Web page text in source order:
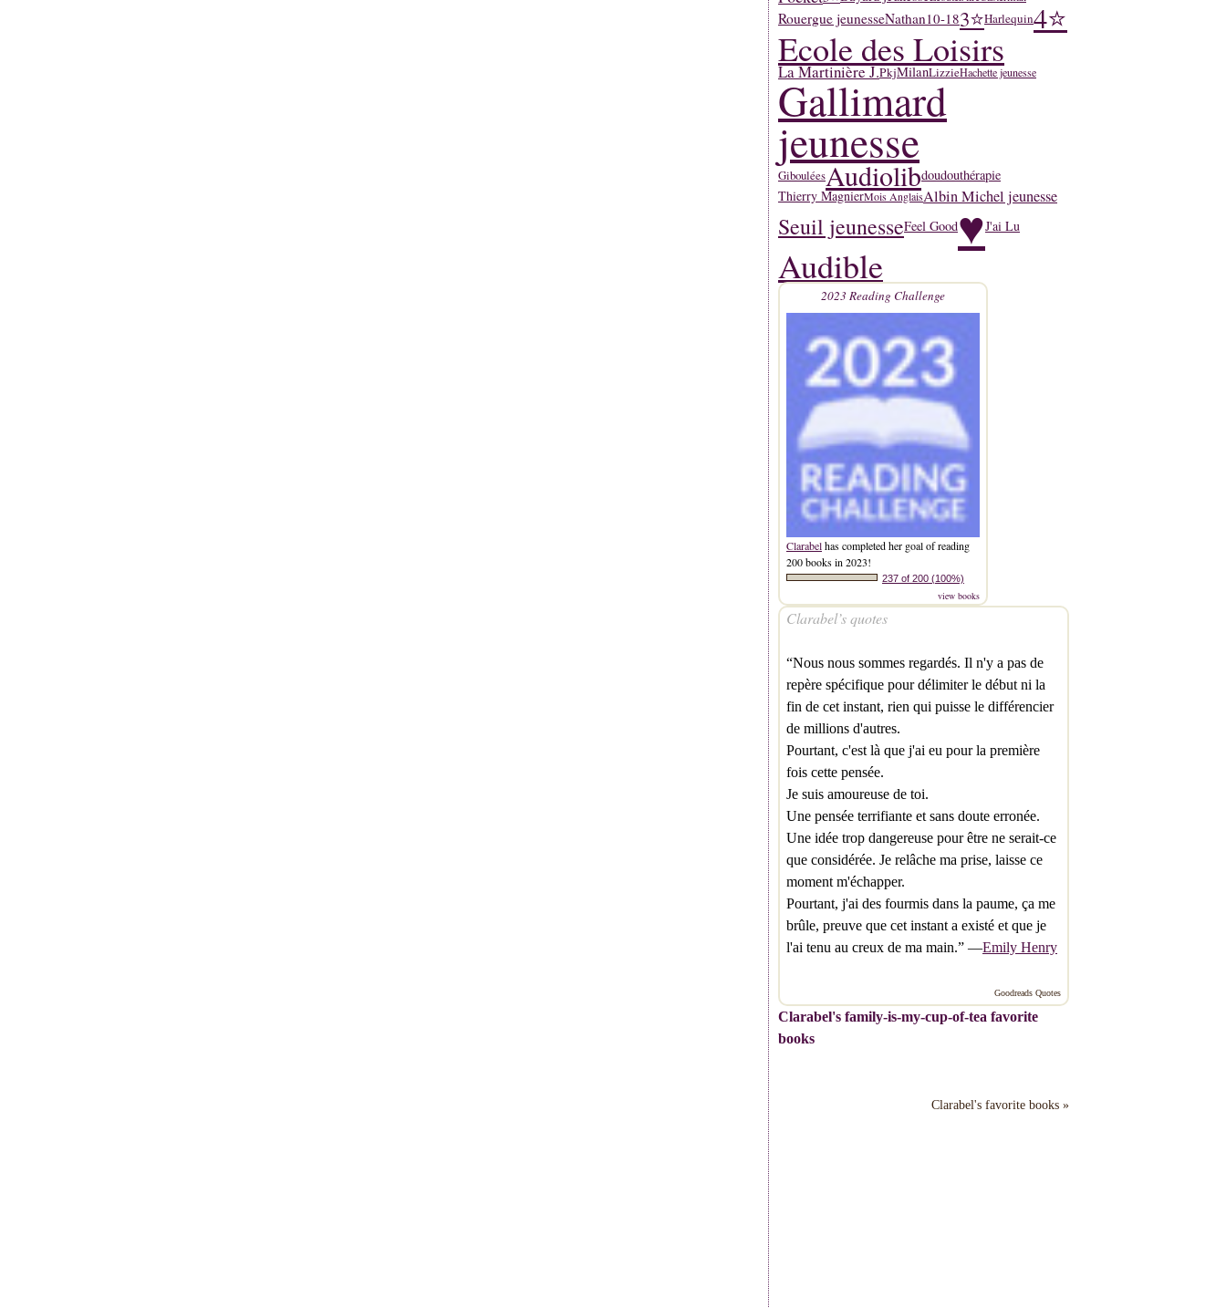
Rouergue jeunesseNathan10-183⭐Harlequin4⭐
Ecole des Loisirs
La Martinière J.PkjMilanLizzieHachette jeunesse
Gallimard
jeunesse
GibouléesAudiolibdoudouthérapie
Thierry MagnierMois AnglaisAlbin Michel jeunesse
Seuil jeunesseFeel Good♥J'ai Lu
Audible
2023 Reading Challenge
Clarabelhas completed her goal of reading
200 books in 2023!
237 of 200 (100%)
view books
Clarabel’s quotes
“Nous nous sommes regardés. Il n'y a pas de
repère spécifique pour délimiter le début ni la
fin de cet instant, rien qui puisse le différencier
de millions d'autres.
Pourtant, c'est là que j'ai eu pour la première
fois cette pensée.
Je suis amoureuse de toi.
Une pensée terrifiante et sans doute erronée.
Une idée trop dangereuse pour être ne serait-ce
que considérée. Je relâche ma prise, laisse ce
moment m'échapper.
Pourtant, j'ai des fourmis dans la paume, ça me
brûle, preuve que cet instant a existé et que je
l'ai tenu au creux de ma main.” —Emily Henry
Goodreads Quotes
Clarabel's family-is-my-cup-of-tea favorite
books
Clarabel's favorite books »